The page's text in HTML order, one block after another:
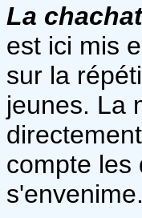
La
est ici mis
sur la
jeunes. La
compte les
s'envenime.